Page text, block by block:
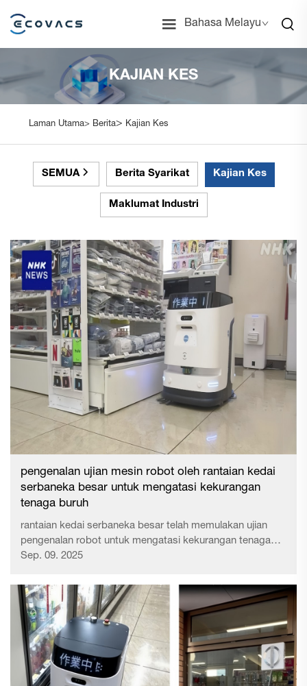
Bahasa Melayu
KAJIAN KES
Laman Utama> Berita> Kajian Kes
SEMUA Berita Syarikat Kajian Kes
Maklumat Industri
pengenalan ujian mesin robot oleh rantaian kedai
serbaneka besar untuk mengatasi kekurangan
tenaga buruh
rantaian kedai serbaneka besar telah memulakan ujian
pengenalan robot untuk mengatasi kekurangan tenaga
buruh dan meningkatkan kecekapan kerja. Di sebuah
robot khas yang ditempatkan di belakang rak minuman
dan alkohol untuk mengisi semula stok barang. Robot ini
terdiri daripada rel, tiang sokong, dan lengan mekanikal
untuk memegang barang. Dengan menggunakan
kecerdasan buatan (AI), robot ini dapat mengenal pasti
keutamaan barang yang perlu diisi semula berdasarkan
jualan, serta menyusun semula barang tersebut di rak
Sep. 09. 2025